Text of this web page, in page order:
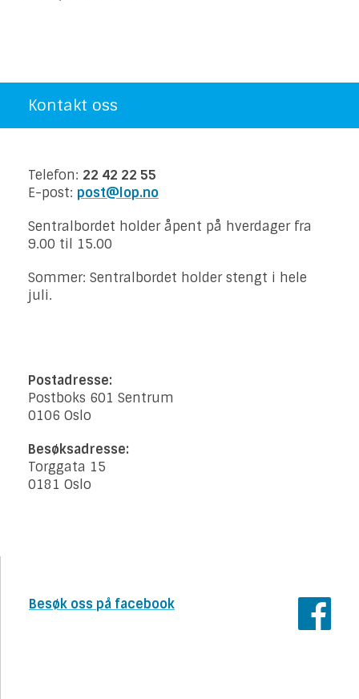
Kontakt oss
Telefon: 22 42 22 55
E-post: post@lop.no
Sentralbordet holder åpent på hverdager fra
9.00 til 15.00
Sommer: Sentralbordet holder stengt i hele
juli.
Postadresse:
Postboks 601 Sentrum
0106 Oslo
Besøksadresse:
Torggata 15
0181 Oslo
Besøk oss på facebook